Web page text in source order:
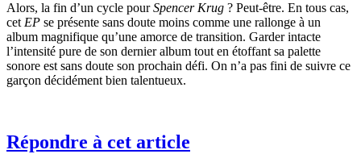
Alors, la fin d’un cycle pourSpencer Krug ? Peut-être. En tous cas,
cet EP se présente sans doute moins comme une rallonge à un
album magnifique qu’une amorce de transition. Garder intacte
l’intensité pure de son dernier album tout en étoffant sa palette
sonore est sans doute son prochain défi. On n’a pas fini de suivre ce
garçon décidément bien talentueux.
Répondre à cet article